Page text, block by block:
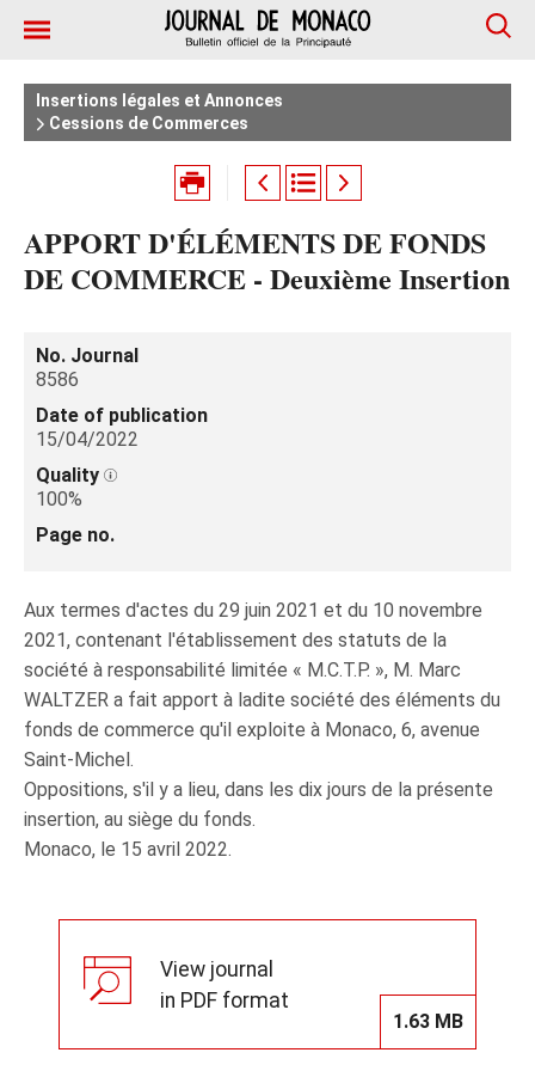
Insertions légales et Annonces
Cessions de Commerces
APPORT D'ÉLÉMENTS DE FONDS
DE COMMERCE - Deuxième Insertion
No. Journal
8586
Date of publication
15/04/2022
Quality
100%
Page no.
Aux termes d'actes du 29 juin 2021 et du 10 novembre
2021, contenant l'établissement des statuts de la
société à responsabilité limitée « M.C.T.P. », M. Marc
WALTZER a fait apport à ladite société des éléments du
fonds de commerce qu'il exploite à Monaco, 6, avenue
Saint-Michel.
Oppositions, s'il y a lieu, dans les dix jours de la présente
insertion, au siège du fonds.
Monaco, le 15 avril 2022.
View journal
in PDF format
1.63 MB